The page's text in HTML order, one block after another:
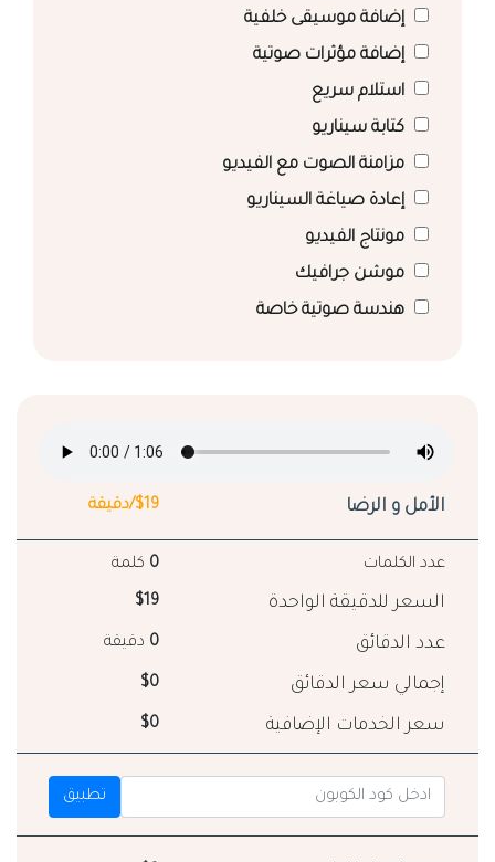
إضافة موسيقى خلفية
إضافة مؤثرات صوتية
استلام سريع
كتابة سيناريو
مزامنة الصوت مع الفيديو
إعادة صياغة السيناريو
مونتاج الفيديو
موشن جرافيك
هندسة صوتية خاصة
الأمل و الرضا $19/دقيقة
عدد الكلمات 0 كلمة
السعر للدقيقة الواحدة $19
عدد الدقائق 0 دقيقة
إجمالي سعر الدقائق $0
سعر الخدمات الإضافية $0
تطبيق